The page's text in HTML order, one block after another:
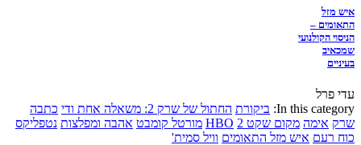
איש מזל
התאומים –
הניסוי הקולנועי
שמכאיב
בעיניים
עדי פרל
In this category: ביקורת החתול של שרק 2: משאלה אחת ודי
כתבה
שרק אימה מקום שקט 2 HBO מורטל קומבט אהבה ומפלצות נטפליקס
כוח רעם איש מזל התאומים וויל סמית'